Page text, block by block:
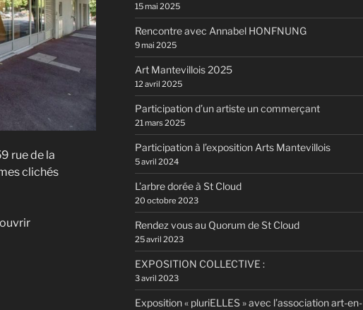
rue de la
clichés
15 mai 2025
Rencontre avec Annabel HONFNUNG
9 mai 2025
Art Mantevillois 2025
12 avril 2025
Participation d’un artiste un commerçant
21 mars 2025
Participation à l’exposition Arts Mantevillois
5 avril 2024
L’arbre dorée à St Cloud
20 octobre 2023
Rendez vous au Quorum de St Cloud
25 avril 2023
EXPOSITION COLLECTIVE :
3 avril 2023
Exposition « pluriELLES » avec l’association art-en-